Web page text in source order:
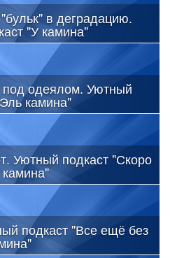
в деградацию.
"У камина"
одеялом. Уютный
камина"
Уютный подкаст "Скоро
подкаст "Все ещё без